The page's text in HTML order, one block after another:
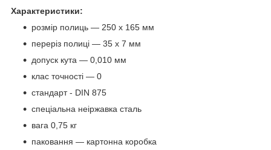
Характеристики:
розмір полиць — 250 х 165 мм
переріз полиці — 35 х 7 мм
допуск кута — 0,010 мм
клас точності — 0
стандарт - DIN 875
спеціальна неіржавка сталь
вага 0,75 кг
паковання — картонна коробка